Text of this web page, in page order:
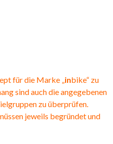
für die Marke „inbike“ zu
sind auch die angegebenen
zu überprüfen.
jeweils begründet und